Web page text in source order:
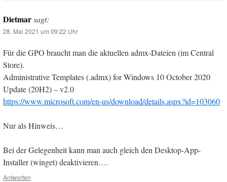
Dietmarsagt:
28. Mai 2021 um 09:22 Uhr
Für die GPO braucht man die aktuellen admx-Dateien (im Central
Store).
Administrative Templates (.admx) for Windows 10 October 2020
Update (20H2) – v2.0
https://www.microsoft.com/en-us/download/details.aspx?id=103060
Nur als Hinweis…
Bei der Gelegenheit kann man auch gleich den Desktop-App-
Installer (winget) deaktivieren….
Antworten